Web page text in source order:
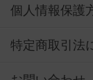
個人情報保護
特定商取引法